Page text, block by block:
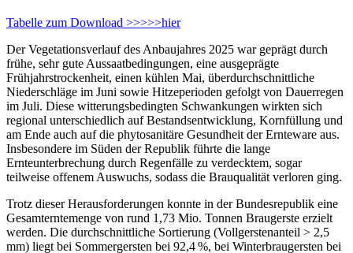
Tabelle zum Download >>>>>hier
Der Vegetationsverlauf des Anbaujahres 2025 war geprägt durch
frühe, sehr gute Aussaatbedingungen, eine ausgeprägte
Frühjahrstrockenheit, einen kühlen Mai, überdurchschnittliche
Niederschläge im Juni sowie Hitzeperioden gefolgt von Dauerregen
im Juli. Diese witterungsbedingten Schwankungen wirkten sich
regional unterschiedlich auf Bestandsentwicklung, Kornfüllung und
am Ende auch auf die phytosanitäre Gesundheit der Ernteware aus.
Insbesondere im Süden der Republik führte die lange
Ernteunterbrechung durch Regenfälle zu verdecktem, sogar
teilweise offenem Auswuchs, sodass die Brauqualität verloren ging.
Trotz dieser Herausforderungen konnte in der Bundesrepublik eine
Gesamterntemenge von rund 1,73 Mio. Tonnen Braugerste erzielt
werden. Die durchschnittliche Sortierung (Vollgerstenanteil > 2,5
mm) liegt bei Sommergersten bei 92,4 %, bei Winterbraugersten bei